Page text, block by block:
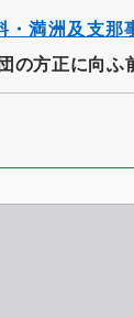
・満洲及支那
の方正に向ふ